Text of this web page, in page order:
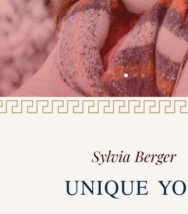
Sylvia Berger
UNIQUE